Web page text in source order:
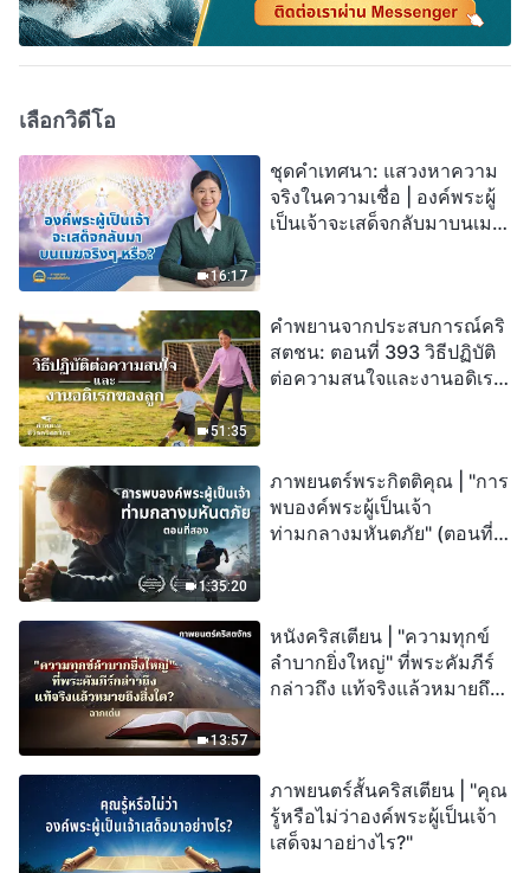
เลือกวิดีโอ
16:17
ชุดคำเทศนา: แสวงหาความ
จริงในความเชื่อ | องค์พระผู้
เป็นเจ้าจะเสด็จกลับมาบนเมฆ
51:35
คำพยานจากประสบการณ์คริ
สตชน: ตอนที่ 393 วิธีปฏิบัติ
ต่อความสนใจและงานอดิเรก
1:35:20
ภาพยนตร์พระกิตติคุณ | "การ
พบองค์พระผู้เป็นเจ้า
ท่ามกลางมหันตภัย" (ตอนที่
13:57
หนังคริสเตียน | "ความทุกข์
ลำบากยิ่งใหญ่" ที่พระคัมภีร์
กล่าวถึง แท้จริงแล้วหมายถึง
ภาพยนตร์สั้นคริสเตียน | "คุณ
รู้หรือไม่ว่าองค์พระผู้เป็นเจ้า
เสด็จมาอย่างไร?"